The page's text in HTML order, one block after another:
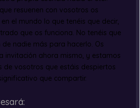
resuenen con vosotros os
el mundo lo que tenéis que decir,
que os funciona. No tenéis que
nadie más para hacerlo. Os
invitación ahora mismo, y estamos
de vosotros que estáis despiertos
que compartir.